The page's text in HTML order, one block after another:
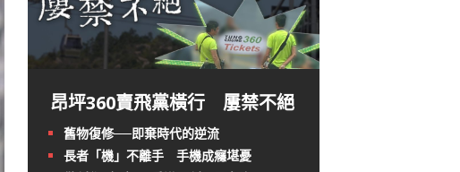
昂坪360賣飛黨橫行 屢禁不絕
舊物復修──即棄時代的逆流
長者「機」不離手 手機成癮堪憂